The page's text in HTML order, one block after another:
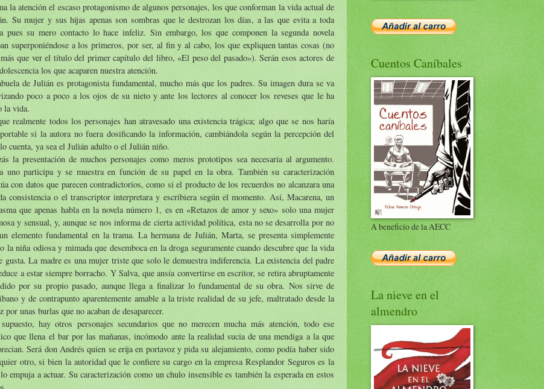
la atención el escaso protagonismo de algunos personajes, los que conforman la vida actual de
Su mujer y sus hijas apenas son sombras que le destrozan los días, a las que evita a toda
pues su mero contacto lo hace infeliz. Sin embargo, los que componen la segunda novela
superponiéndose a los primeros, por ser, al fin y al cabo, los que expliquen tantas cosas (no
que ver el título del primer capítulo del libro, «El peso del pasado»). Serán esos actores de
los que acaparen nuestra atención.
de Julián es protagonista fundamental, mucho más que los padres. Su imagen dura se va
poco a poco a los ojos de su nieto y ante los lectores al conocer los reveses que le ha
la vida.
realmente todos los personajes han atravesado una existencia trágica; algo que se nos haría
si la autora no fuera dosificando la información, cambiándola según la percepción del
cuenta, ya sea el Julián adulto o el Julián niño.
la presentación de muchos personajes como meros prototipos sea necesaria al argumento.
uno participa y se muestra en función de su papel en la obra. También su caracterización
con datos que parecen contradictorios, como si el producto de los recuerdos no alcanzara una
consistencia o el transcriptor interpretara y escribiera según el momento. Así, Macarena, un
que apenas habla en la novela número 1, es en «Retazos de amor y sexo» solo una mujer
y sensual, y, aunque se nos informa de cierta actividad política, esta no se desarrolla por no
elemento fundamental en la trama. La hermana de Julián, Marta, se presenta simplemente
la niña odiosa y mimada que desemboca en la droga seguramente cuando descubre que la vida
gusta. La madre es una mujer triste que solo le demuestra indiferencia. La existencia del padre
a estar siempre borracho. Y Salva, que ansía convertirse en escritor, se retira abruptamente
por su propio pasado, aunque llega a finalizar lo fundamental de su obra. Nos sirve de
y de contrapunto aparentemente amable a la triste realidad de su jefe, maltratado desde la
por unas burlas que no acaban de desaparecer.
hay otros personajes secundarios que no merecen mucha más atención, todo ese
que llena el bar por las mañanas, incómodo ante la realidad sucia de una mendiga a la que
Será don Andrés quien se erija en portavoz y pida su alejamiento, como podía haber sido
otro, si bien la autoridad que le confiere su cargo en la empresa Resplandor Seguros es la
empuja a actuar. Su caracterización como un chulo insensible es también la esperada en estos
Cuentos Caníbales
A beneficio de la AECC
La nieve en el
almendro